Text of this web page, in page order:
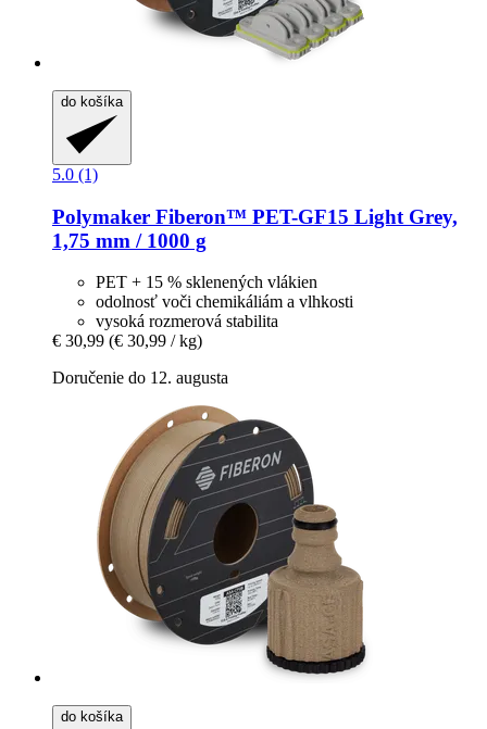
do košíka
5.0 (1)
Polymaker Fiberon™ PET-​GF15 Light Grey,
1,75 mm / 1000 g
PET + 15 % sklenených vlákien
odolnosť voči chemikáliám a vlhkosti
vysoká rozmerová stabilita
€ 30,99 (€ 30,99 / kg)
Doručenie do 12. augusta
do košíka